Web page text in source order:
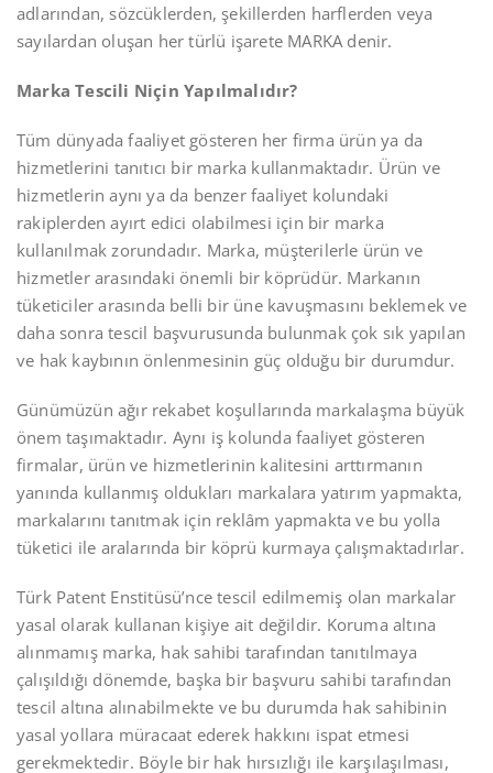
adlarından, sözcüklerden, şekillerden harflerden veya
sayılardan oluşan her türlü işarete MARKA denir.
Marka Tescili Niçin Yapılmalıdır?
Tüm dünyada faaliyet gösteren her firma ürün ya da
hizmetlerini tanıtıcı bir marka kullanmaktadır. Ürün ve
hizmetlerin aynı ya da benzer faaliyet kolundaki
rakiplerden ayırt edici olabilmesi için bir marka
kullanılmak zorundadır. Marka, müşterilerle ürün ve
hizmetler arasındaki önemli bir köprüdür. Markanın
tüketiciler arasında belli bir üne kavuşmasını beklemek ve
daha sonra tescil başvurusunda bulunmak çok sık yapılan
ve hak kaybının önlenmesinin güç olduğu bir durumdur.
Günümüzün ağır rekabet koşullarında markalaşma büyük
önem taşımaktadır. Aynı iş kolunda faaliyet gösteren
firmalar, ürün ve hizmetlerinin kalitesini arttırmanın
yanında kullanmış oldukları markalara yatırım yapmakta,
markalarını tanıtmak için reklâm yapmakta ve bu yolla
tüketici ile aralarında bir köprü kurmaya çalışmaktadırlar.
Türk Patent Enstitüsü’nce tescil edilmemiş olan markalar
yasal olarak kullanan kişiye ait değildir. Koruma altına
alınmamış marka, hak sahibi tarafından tanıtılmaya
çalışıldığı dönemde, başka bir başvuru sahibi tarafından
tescil altına alınabilmekte ve bu durumda hak sahibinin
yasal yollara müracaat ederek hakkını ispat etmesi
gerekmektedir. Böyle bir hak hırsızlığı ile karşılaşılması,